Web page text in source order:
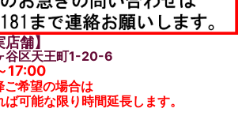
舗】
谷区天王町1-20-6
17:00
希望の場合は
可能な限り時間延長します。